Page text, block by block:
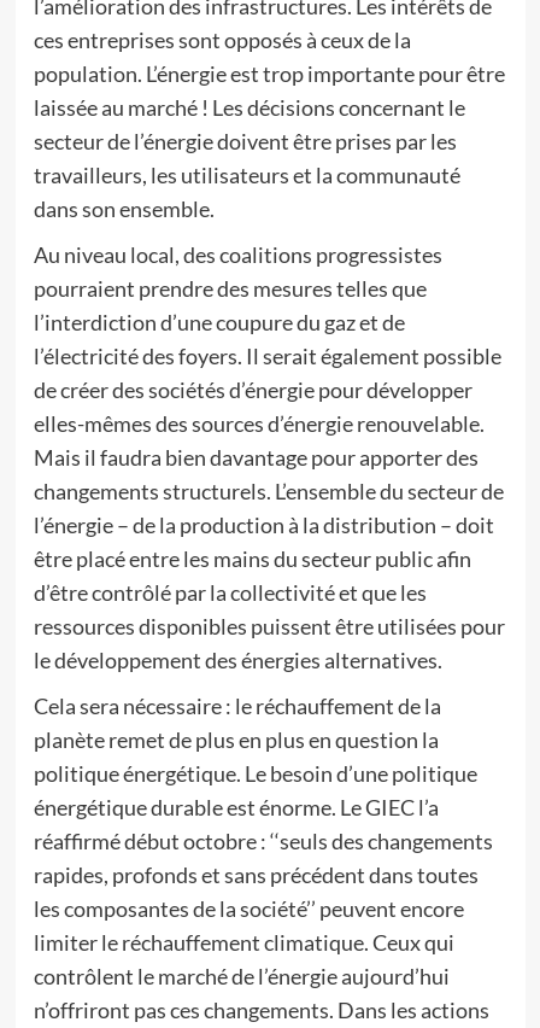
l’amélioration des infrastructures. Les intérêts de
ces entreprises sont opposés à ceux de la
population. L’énergie est trop importante pour être
laissée au marché ! Les décisions concernant le
secteur de l’énergie doivent être prises par les
travailleurs, les utilisateurs et la communauté
dans son ensemble.
Au niveau local, des coalitions progressistes
pourraient prendre des mesures telles que
l’interdiction d’une coupure du gaz et de
l’électricité des foyers. Il serait également possible
de créer des sociétés d’énergie pour développer
elles-mêmes des sources d’énergie renouvelable.
Mais il faudra bien davantage pour apporter des
changements structurels. L’ensemble du secteur de
l’énergie – de la production à la distribution – doit
être placé entre les mains du secteur public afin
d’être contrôlé par la collectivité et que les
ressources disponibles puissent être utilisées pour
le développement des énergies alternatives.
Cela sera nécessaire : le réchauffement de la
planète remet de plus en plus en question la
politique énergétique. Le besoin d’une politique
énergétique durable est énorme. Le GIEC l’a
réaffirmé début octobre : ‘‘seuls des changements
rapides, profonds et sans précédent dans toutes
les composantes de la société’’ peuvent encore
limiter le réchauffement climatique. Ceux qui
contrôlent le marché de l’énergie aujourd’hui
n’offriront pas ces changements. Dans les actions